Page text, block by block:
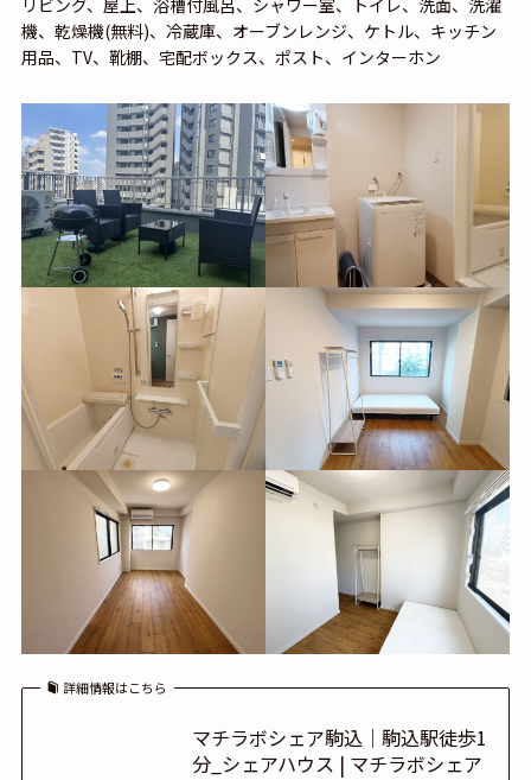
リビング、屋上、浴槽付風呂、シャワー室、トイレ、洗面、洗濯
機、乾燥機(無料)、冷蔵庫、オーブンレンジ、ケトル、キッチン
用品、TV、靴棚、宅配ボックス、ポスト、インターホン
詳細情報はこちら
マチラボシェア駒込｜駒込駅徒歩1
分_シェアハウス | マチラボシェア